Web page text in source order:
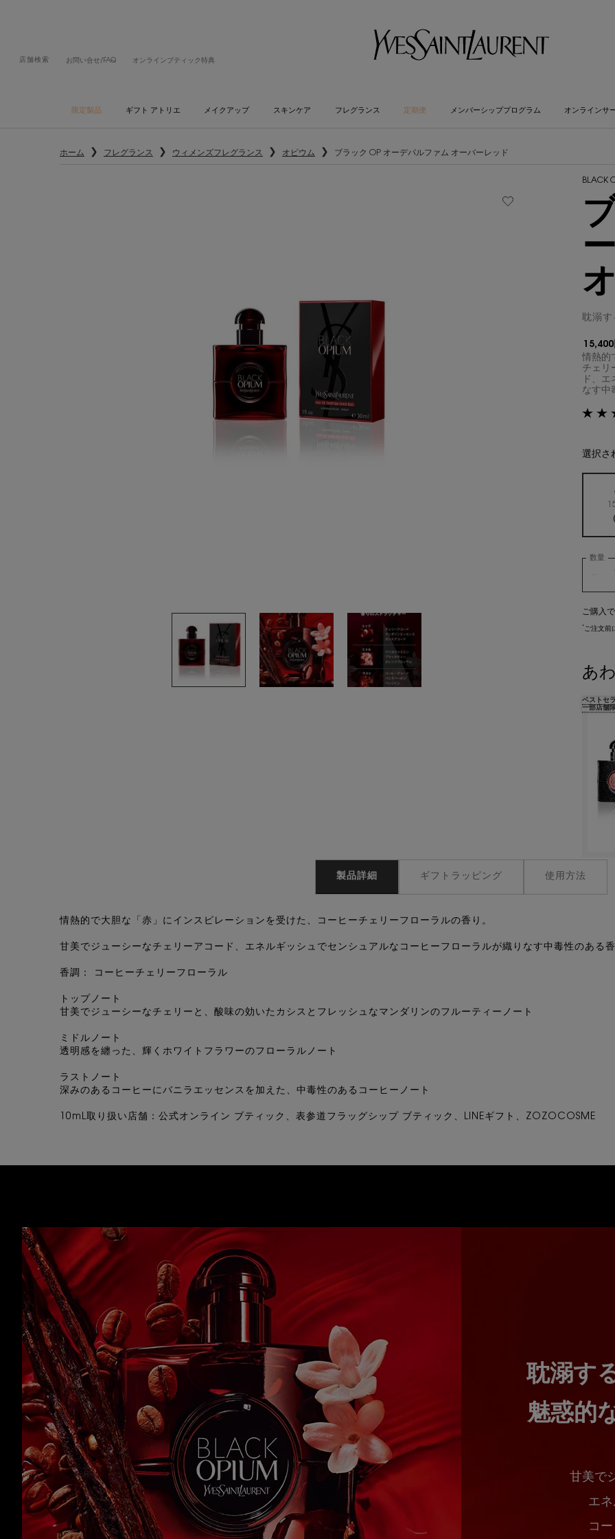
店舗検索 お問い合せ/FAQ オンラインブティック特典
限定製品 ギフト アトリエ メイクアップ スキンケア フレグランス 定期便 メンバーシッププログラム オンラインサ
ホーム フレグランス ウィメンズフレグランス オピウム ブラック OP オーデパルファム オーバーレッド
BLACK
耽溺す
15,400
情熱的
チェリ
ド、​
なす中
選択さ
数量
ご購入で
*ご注文前
あ
ベストセ
一部店舗
製品詳細 ギフトラッピング 使用方法
情熱的で大胆な「赤」にインスピレーションを受けた、コーヒーチェリーフローラルの香り。​
甘美でジューシーなチェリーアコード、​エネルギッシュでセンシュアルなコーヒーフローラルが​織りなす中毒性のある
香調： コーヒーチェリーフローラル
トップノート
甘美でジューシーなチェリーと、酸味の効いたカシスとフレッシュなマンダリンのフルーティーノート
ミドルノート
透明感を纏った、輝くホワイトフラワーのフローラルノート
ラストノート
深みのあるコーヒーにバニラエッセンスを加えた、中毒性のあるコーヒーノート
10mL取り扱い店舗：公式オンライン ブティック、表参道フラッグシップ ブティック、LINEギフト、ZOZOCOSME
耽溺す
魅惑的
甘美で
エ
コ